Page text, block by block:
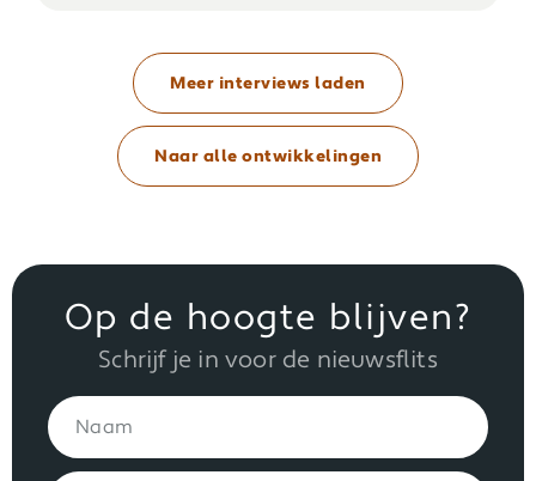
Meer interviews laden
Naar alle ontwikkelingen
Op de hoogte blijven?
Schrijf je in voor de nieuwsflits